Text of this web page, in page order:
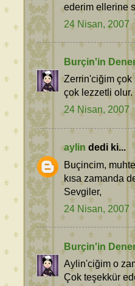
ederim ellerine
24 Nisan, 2007
Burçin'in
Zerrin'ciğim çok
çok lezzetli olur.
24 Nisan, 2007
aylin dedi ki...
Buçincim,
kısa zamanda
Sevgiler,
24 Nisan, 2007
Burçin'in
Aylin'ciğim o
Çok teşekkür